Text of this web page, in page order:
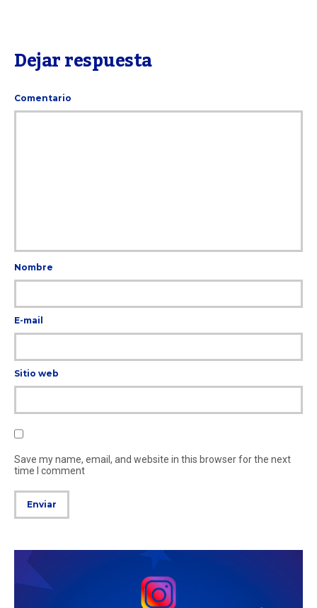
Dejar respuesta
Comentario
Nombre
E-mail
Sitio web
Save my name, email, and website in this browser for the next
time I comment